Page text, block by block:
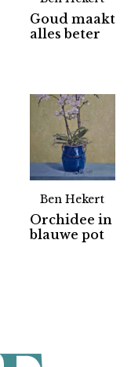
Goud maakt
alles beter
Ben Hekert
Orchidee in
blauwe pot